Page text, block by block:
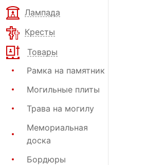
Лампада
Кресты
Товары
Рамка на памятник
Могильные плиты
Трава на могилу
Мемориальная
доска
Бордюры